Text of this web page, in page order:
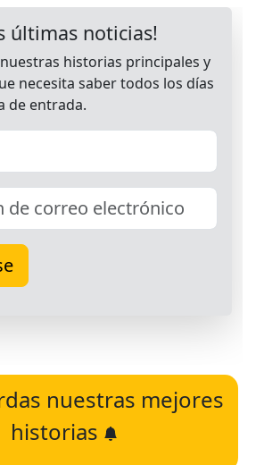
nuestras mejores
historias